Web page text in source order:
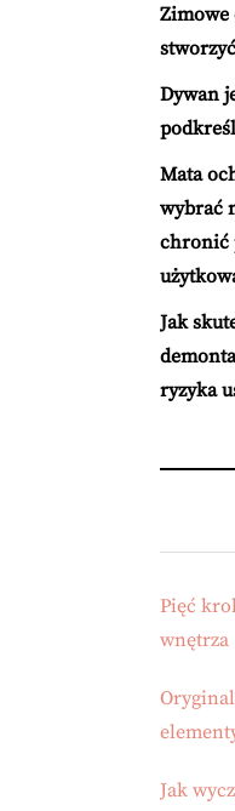
Zimowe
Dywan
Mata
wybrać
chronić
Jak
ryzyka
Pięć
wnętrza
Jak